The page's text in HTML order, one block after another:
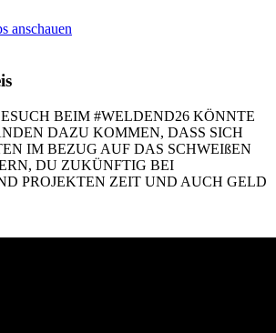
anschauen
BEIM #WELDEND26 KÖNNTE
DAZU KOMMEN, DASS SICH
IM BEZUG AUF DAS SCHWEIßEN
DU ZUKÜNFTIG BEI
PROJEKTEN ZEIT UND AUCH GELD